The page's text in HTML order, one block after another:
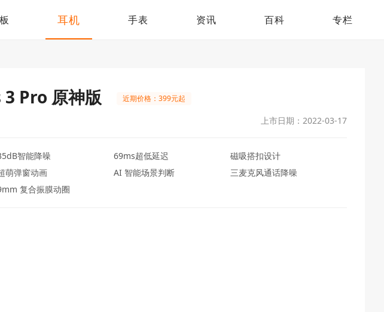
耳机 手表 资讯 百科 专栏
Pro 原神版 近期价格：399元起
上市日期：2022-03-17
智能降噪 69ms超低延迟
磁吸搭扣设计
萌弹窗动画 AI 智能场景判断
三麦克风通话降噪
复合振膜动圈